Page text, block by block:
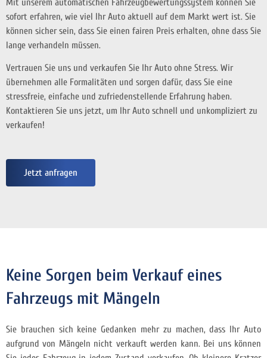
Mit unserem automatischen Fahrzeugbewertungssystem können Sie
sofort erfahren, wie viel Ihr Auto aktuell auf dem Markt wert ist. Sie
können sicher sein, dass Sie einen fairen Preis erhalten, ohne dass Sie
lange verhandeln müssen.
Vertrauen Sie uns und verkaufen Sie Ihr Auto ohne Stress. Wir
übernehmen alle Formalitäten und sorgen dafür, dass Sie eine
stressfreie, einfache und zufriedenstellende Erfahrung haben.
Kontaktieren Sie uns jetzt, um Ihr Auto schnell und unkompliziert zu
verkaufen!
Jetzt anfragen
Keine Sorgen beim Verkauf eines
Fahrzeugs mit Mängeln
Sie brauchen sich keine Gedanken mehr zu machen, dass Ihr Auto
aufgrund von Mängeln nicht verkauft werden kann. Bei uns können